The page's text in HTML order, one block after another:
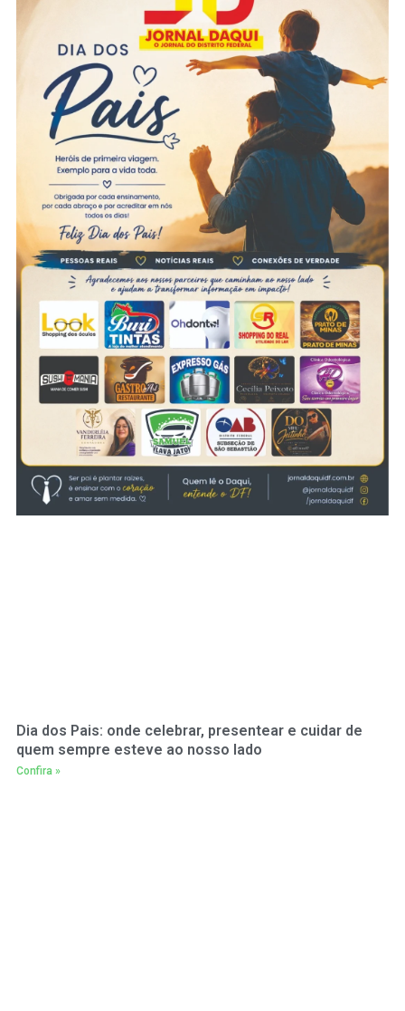
Dia dos Pais: onde celebrar, presentear e cuidar de
quem sempre esteve ao nosso lado
Confira »